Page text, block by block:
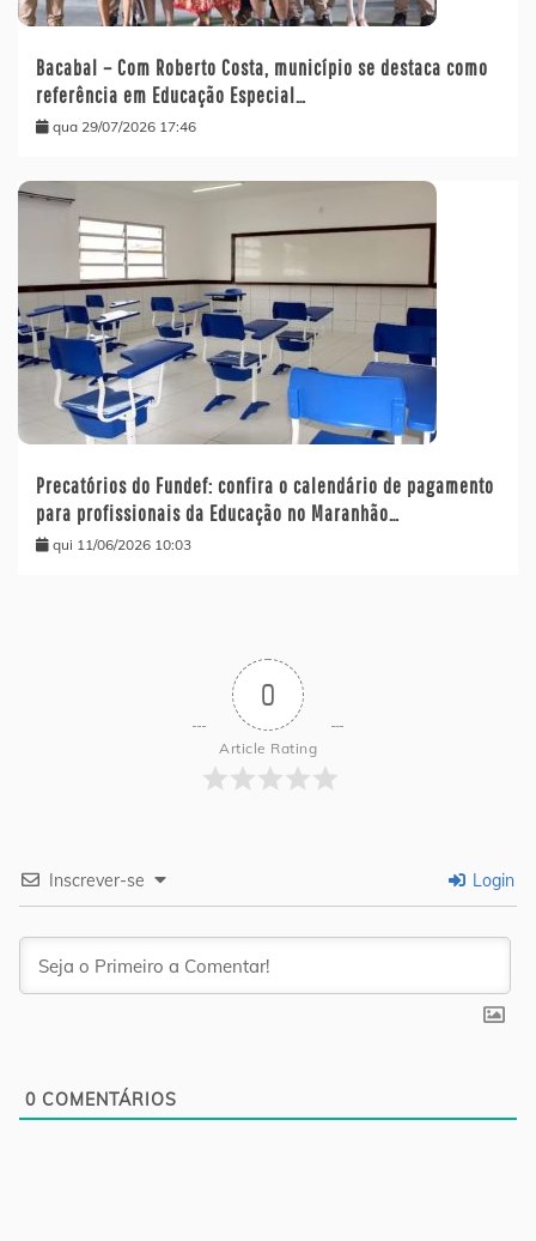
Bacabal – Com Roberto Costa, município se destaca como
referência em Educação Especial…
qua 29/07/2026 17:46
Precatórios do Fundef: confira o calendário de pagamento
para profissionais da Educação no Maranhão…
qui 11/06/2026 10:03
0
Article Rating
Inscrever-se Login
0 COMENTÁRIOS